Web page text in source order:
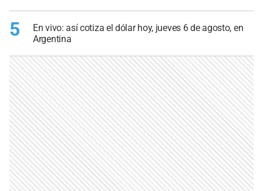
5
En vivo: así cotiza el dólar hoy, jueves 6 de agosto, en
Argentina